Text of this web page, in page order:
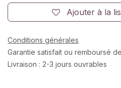
Ajouter à la
Conditions générales
Garantie satisfait ou remboursé
Livraison : 2-3 jours ouvrables